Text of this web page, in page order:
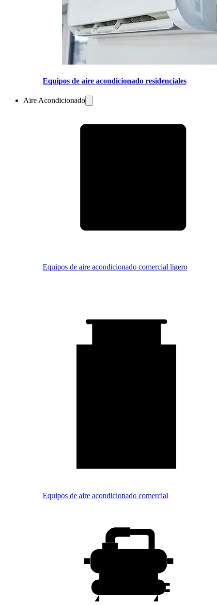
Equipos de aire acondicionado residenciales
Aire Acondicionado
Equipos de aire acondicionado comercial ligero
Equipos de aire acondicionado comercial